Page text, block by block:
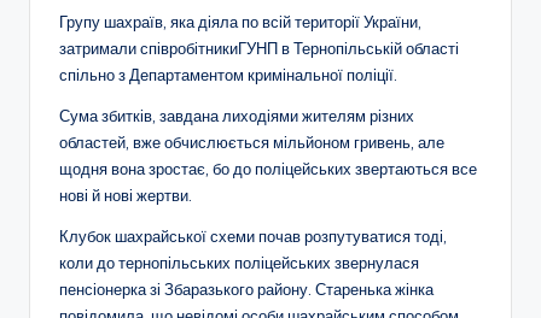
Групу шахраїв, яка діяла по всій території України,
затримали співробітникиГУНП в Тернопільській області
спільно з Департаментом кримінальної поліції.
Сума збитків, завдана лиходіями жителям різних
областей, вже обчислюється мільйоном гривень, але
щодня вона зростає, бо до поліцейських звертаються все
нові й нові жертви.
Клубок шахрайської схеми почав розпутуватися тоді,
коли до тернопільських поліцейських звернулася
пенсіонерка зі Збаразького району. Старенька жінка